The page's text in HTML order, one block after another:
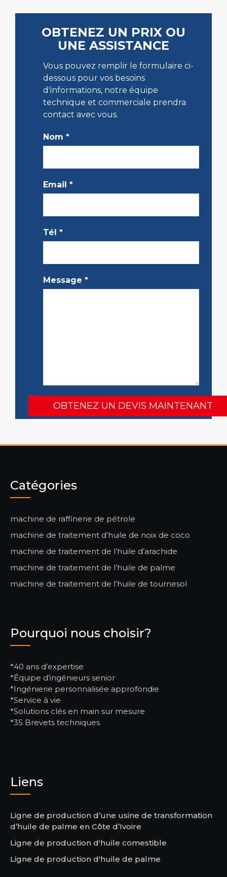
OBTENEZ UN PRIX OU
UNE ASSISTANCE
Vous pouvez remplir le formulaire ci-
dessous pour vos besoins
d'informations, notre équipe
technique et commerciale prendra
contact avec vous.
Nom *
Email *
Tél *
Message *
Catégories
machine de raffinerie de pétrole
machine de traitement d’huile de noix de coco
machine de traitement de l’huile d’arachide
machine de traitement de l’huile de palme
machine de traitement de l’huile de tournesol
Pourquoi nous choisir?
*40 ans d’expertise
*Équipe d’ingénieurs senior
*Ingénierie personnalisée approfondie
*Service à vie
*Solutions clés en main sur mesure
*35 Brevets techniques
Liens
Ligne de production d’une usine de transformation
d’huile de palme en Côte d’Ivoire
Ligne de production d'huile comestible
Ligne de production d'huile de palme